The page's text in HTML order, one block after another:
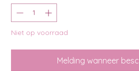
Niet op voorraad
Melding wanneer